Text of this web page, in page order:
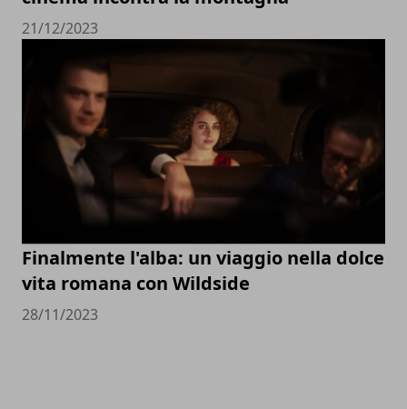
21/12/2023
Finalmente l'alba: un viaggio nella dolce
vita romana con Wildside
28/11/2023